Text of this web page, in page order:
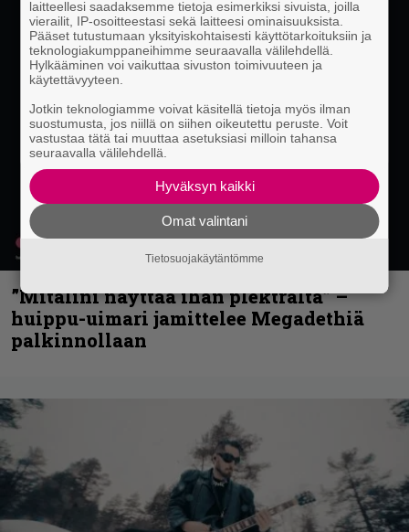
”Mitalini näyttää ihan plektralta” –
huippu-uimari jamittelee Megadethiä
palkinnollaan
laitteellesi saadaksemme tietoja esimerkiksi sivuista, joilla
vierailit, IP-osoitteestasi sekä laitteesi ominaisuuksista.
Pääset tutustumaan yksityiskohtaisesti käyttötarkoituksiin ja
teknologiakumppaneihimme seuraavalla välilehdellä.
Hylkääminen voi vaikuttaa sivuston toimivuuteen ja
käytettävyyteen.
Jotkin teknologiamme voivat käsitellä tietoja myös ilman
suostumusta, jos niillä on siihen oikeutettu peruste. Voit
vastustaa tätä tai muuttaa asetuksiasi milloin tahansa
seuraavalla välilehdellä.
Hyväksyn kaikki
Omat valintani
Tietosuojakäytäntömme